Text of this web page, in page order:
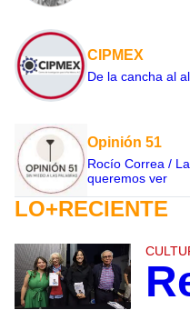
CIPMEX
De la cancha al
Opinión 51
Rocío Correa /
queremos ver
LO+RECIENTE